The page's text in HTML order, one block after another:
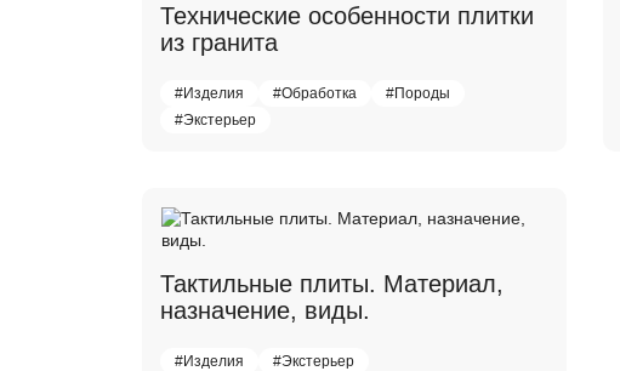
Технические особенности плитки
из гранита
#Изделия #Обработка
#Породы
#Экстерьер
Тактильные плиты. Материал,
назначение, виды.
#Изделия #Экстерьер